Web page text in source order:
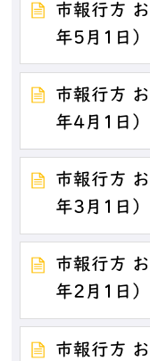
市報行方
年5月1日）
市報行方
年4月1日）
市報行方
年3月1日）
市報行方
年2月1日）
市報行方